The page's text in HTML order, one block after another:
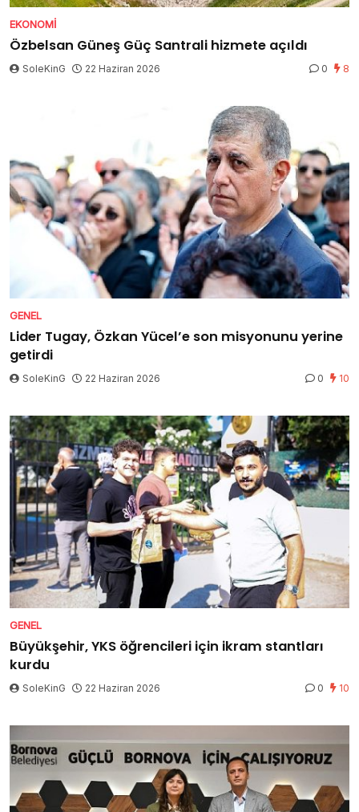
EKONOMI
Özbelsan Güneş Güç Santrali hizmete açıldı
SoleKinG 22 Haziran 2026 0 8
GENEL
Lider Tugay, Özkan Yücel’e son misyonunu yerine
getirdi
SoleKinG 22 Haziran 2026 0 10
GENEL
Büyükşehir, YKS öğrencileri için ikram stantları
kurdu
SoleKinG 22 Haziran 2026 0 10